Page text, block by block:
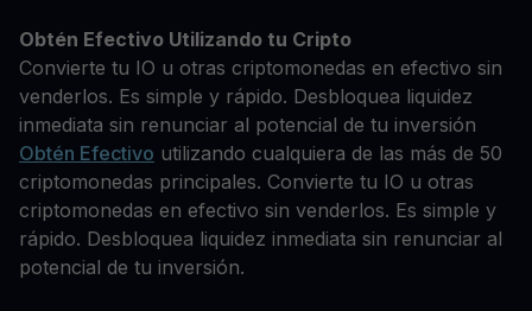
Obtén Efectivo Utilizando tu Cripto
Convierte tu IO u otras criptomonedas en efectivo sin
venderlos. Es simple y rápido. Desbloquea liquidez
inmediata sin renunciar al potencial de tu inversión
Obtén Efectivo utilizando cualquiera de las más de 50
criptomonedas principales. Convierte tu IO u otras
criptomonedas en efectivo sin venderlos. Es simple y
rápido. Desbloquea liquidez inmediata sin renunciar al
potencial de tu inversión.